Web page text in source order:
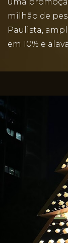
milhão de
Paulista,
em 10% e